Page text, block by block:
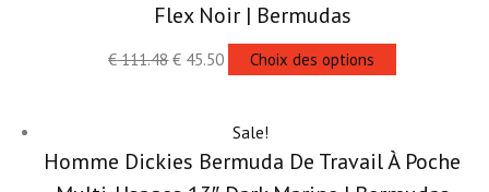
Flex Noir | Bermudas
€111.48 € 45.50 Choix des options
Sale!
Homme Dickies Bermuda De Travail À Poche